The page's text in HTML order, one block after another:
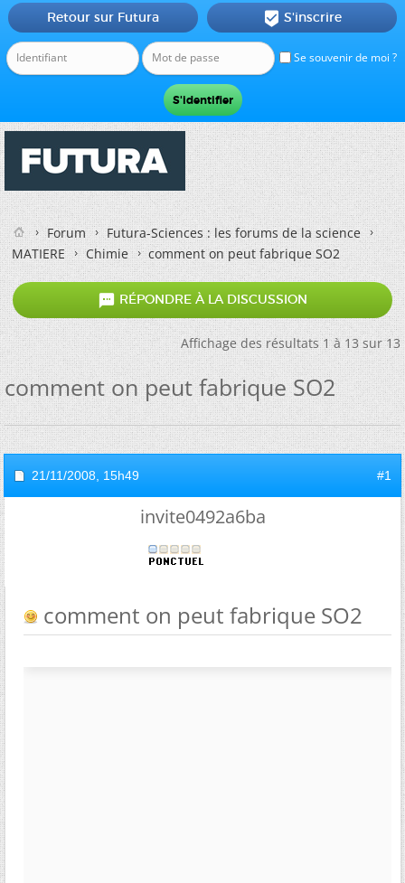
Se souvenir de moi ?
Retour sur Futura  S'inscrire
Forum
Futura-Sciences : les forums de la science
MATIERE
Chimie comment on peut fabrique SO2
 RÉPONDRE À LA DISCUSSION
Affichage des résultats 1 à 13 sur 13
comment on peut fabrique SO2
21/11/2008, 15h49 #1
invite0492a6ba
comment on peut fabrique SO2